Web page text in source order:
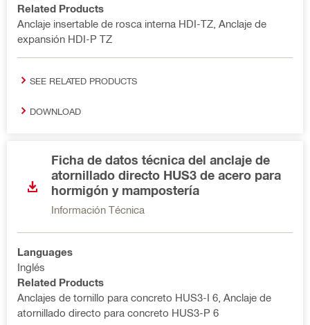
Related Products
Anclaje insertable de rosca interna HDI-TZ, Anclaje de
expansión HDI-P TZ
SEE RELATED PRODUCTS
DOWNLOAD
Ficha de datos técnica del anclaje de
atornillado directo HUS3 de acero para
hormigón y mampostería
Información Técnica
Languages
Inglés
Related Products
Anclajes de tornillo para concreto HUS3-I 6, Anclaje de
atornillado directo para concreto HUS3-P 6